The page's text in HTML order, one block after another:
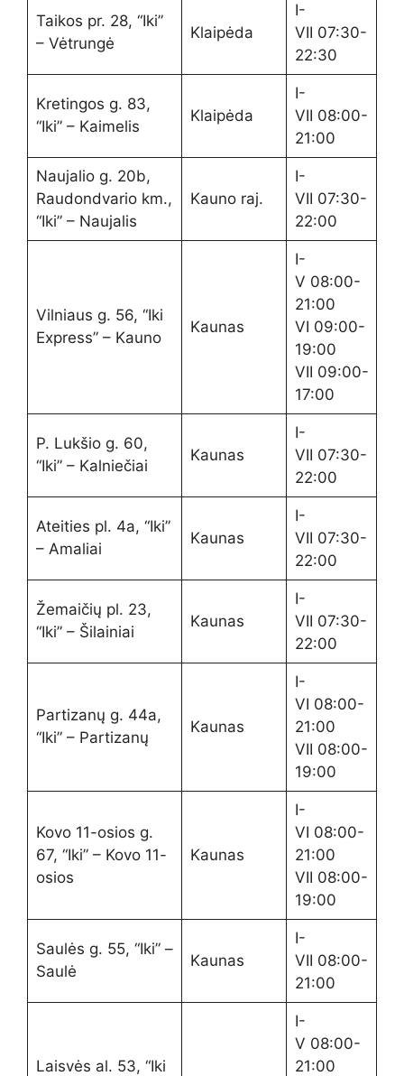
Taikos pr. 28, “Iki”
– Vėtrungė
Klaipėda
I-
VII 07:30-
22:30
Kretingos g. 83,
“Iki” – Kaimelis
Klaipėda
I-
VII 08:00-
21:00
Naujalio g. 20b,
Raudondvario km.,
“Iki” – Naujalis
Kauno raj.
I-
VII 07:30-
22:00
Vilniaus g. 56, “Iki
Express” – Kauno
Kaunas
I-
V 08:00-
21:00
VI 09:00-
19:00
VII 09:00-
17:00
P. Lukšio g. 60,
“Iki” – Kalniečiai
Kaunas
I-
VII 07:30-
22:00
Ateities pl. 4a, “Iki”
– Amaliai
Kaunas
I-
VII 07:30-
22:00
Žemaičių pl. 23,
“Iki” – Šilainiai
Kaunas
I-
VII 07:30-
22:00
Partizanų g. 44a,
“Iki” – Partizanų
Kaunas
I-
VI 08:00-
21:00
VII 08:00-
19:00
Kovo 11-osios g.
67, “Iki” – Kovo 11-
osios
Kaunas
I-
VI 08:00-
21:00
VII 08:00-
19:00
Saulės g. 55, “Iki” –
Saulė
Kaunas
I-
VII 08:00-
21:00
Laisvės al. 53, “Iki
I-
V 08:00-
21:00